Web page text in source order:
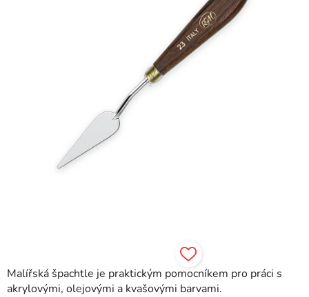
Malířská špachtle je praktickým pomocníkem pro práci s
akrylovými, olejovými a kvašovými barvami.